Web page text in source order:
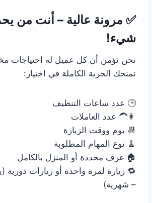
✅ مرونة عالية – أنت من
شيء!
نحن نؤمن أن كل عميل له احتياجات
نمنحك الحرية الكاملة في اختيار:
🕒 عدد ساعات التنظيف
👩‍🦱 عدد العاملات
📆 يوم ووقت الزيارة
🧹 نوع المهام المطلوبة
🏠 غرف محددة أو المنزل بالكامل
🔁 زيارة لمرة واحدة أو زيارات دورية
– شهرية)